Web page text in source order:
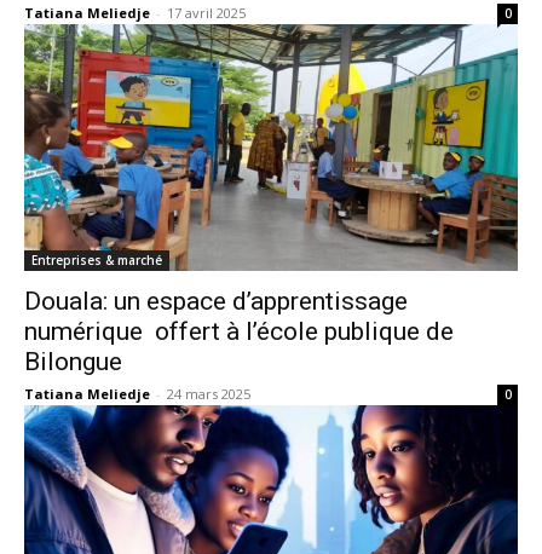
Tatiana Meliedje - 17 avril 2025 0
Entreprises & marché
Douala: un espace d’apprentissage
numérique offert à l’école publique de
Bilongue
Tatiana Meliedje - 24 mars 2025 0